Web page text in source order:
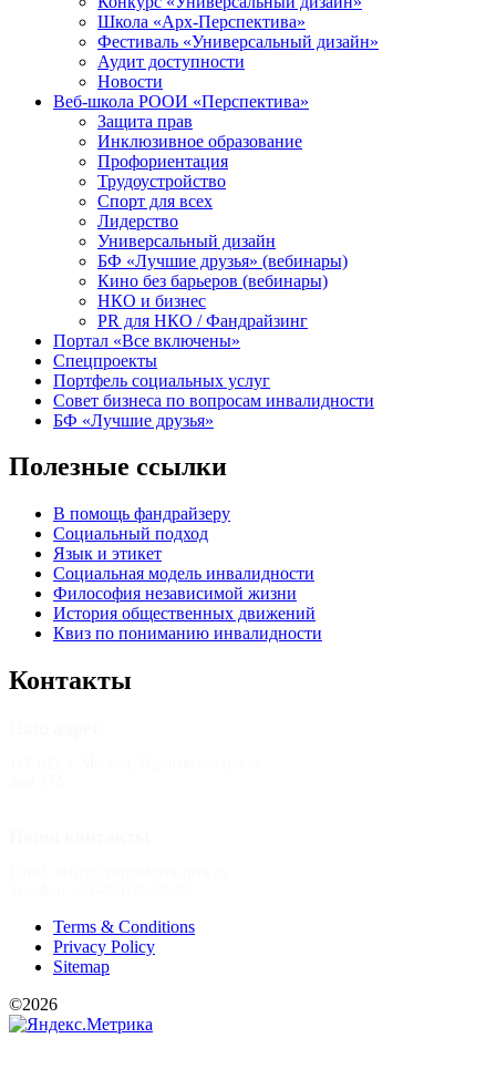
Школа «Арх-Перспектива»
Фестиваль «Универсальный дизайн»
Аудит доступности
Новости
Веб-школа РООИ «Перспектива»
Защита прав
Инклюзивное образование
Профориентация
Трудоустройство
Спорт для всех
Лидерство
Универсальный дизайн
БФ «Лучшие друзья» (вебинары)
Кино без барьеров (вебинары)
НКО и бизнес
PR для НКО / Фандрайзинг
Портал «Все включены»
Спецпроекты
Портфель социальных услуг
Совет бизнеса по вопросам инвалидности
БФ «Лучшие друзья»
Полезные ссылки
В помощь фандрайзеру
Социальный подход
Язык и этикет
Социальная модель инвалидности
Философия независимой жизни
История общественных движений
Квиз по пониманию инвалидности
Контакты
Terms & Conditions
Privacy Policy
Sitemap
©2026